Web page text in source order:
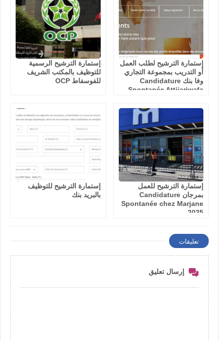
إستمارة الترشيح لطلب العمل
أو التدريب بمجموعة التجاري
وفا بنك Candidature
Spontanée Attijariwafa
إستمارة الترشيح الرسمية
للتوظيف بالمكتب الشريف
للفوسفاط OCP
إستمارة الترشيح للعمل
بمرجان Candidature
Spontanée chez Marjane
2025
إستمارة الترشيح للتوظيف
بالبريد بنك
تعليقات
إرسال تعليق